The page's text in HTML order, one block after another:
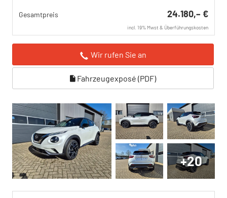
Gesamtpreis 24.180,– €
incl. 19% Mwst & Überführungskosten
Wir rufen Sie an
Fahrzeugexposé (PDF)
+20